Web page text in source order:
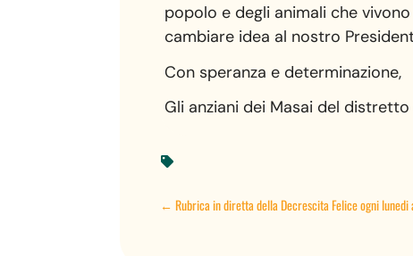
popolo e degli animali che
cambiare idea al nostro
Con speranza e determinazione,
Gli anziani dei Masai del

←Rubrica in diretta della Decrescita Felice ogni